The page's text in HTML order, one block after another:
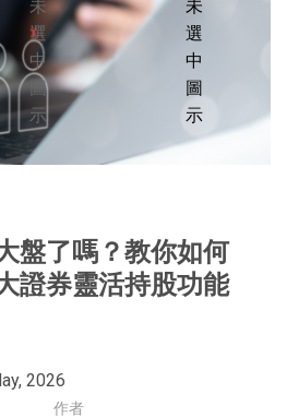
盤了嗎？教你如何
證券靈活持股功能
2026
作者